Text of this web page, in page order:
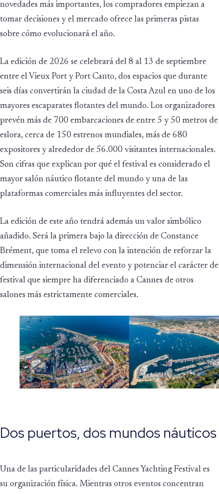
novedades más importantes, los compradores empiezan a
tomar decisiones y el mercado ofrece las primeras pistas
sobre cómo evolucionará el año.
La edición de 2026 se celebrará del 8 al 13 de septiembre
entre el Vieux Port y Port Canto, dos espacios que durante
seis días convertirán la ciudad de la Costa Azul en uno de los
mayores escaparates flotantes del mundo. Los organizadores
prevén más de 700 embarcaciones de entre 5 y 50 metros de
eslora, cerca de 150 estrenos mundiales, más de 680
expositores y alrededor de 56.000 visitantes internacionales.
Son cifras que explican por qué el festival es considerado el
mayor salón náutico flotante del mundo y una de las
plataformas comerciales más influyentes del sector.
La edición de este año tendrá además un valor simbólico
añadido. Será la primera bajo la dirección de Constance
Brément, que toma el relevo con la intención de reforzar la
dimensión internacional del evento y potenciar el carácter de
festival que siempre ha diferenciado a Cannes de otros
salones más estrictamente comerciales.
Dos puertos, dos mundos náuticos
Una de las particularidades del Cannes Yachting Festival es
su organización física. Mientras otros eventos concentran